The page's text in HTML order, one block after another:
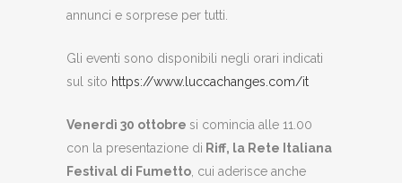
annunci e sorprese per tutti.
Gli eventi sono disponibili negli orari indicati
sul sito https://www.luccachanges.com/it
Venerdì 30 ottobre si comincia alle 11.00
con la presentazione di Riff, la Rete Italiana
Festival di Fumetto , cui aderisce anche